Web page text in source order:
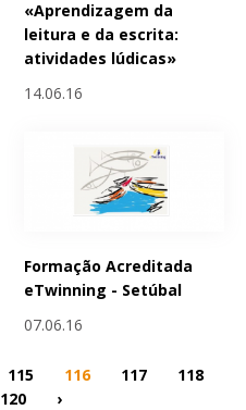
«Aprendizagem da
leitura e da escrita:
atividades lúdicas»
14.06.16
Formação Acreditada
eTwinning - Setúbal
07.06.16
115 116 117
118
120 ›